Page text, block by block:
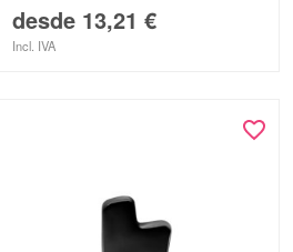
desde 13,21 €
Incl. IVA